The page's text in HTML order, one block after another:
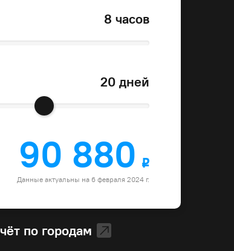
8 часов
20 дней
90 880
o
Данные актуальны на 6 февраля 2024 г.
по городам